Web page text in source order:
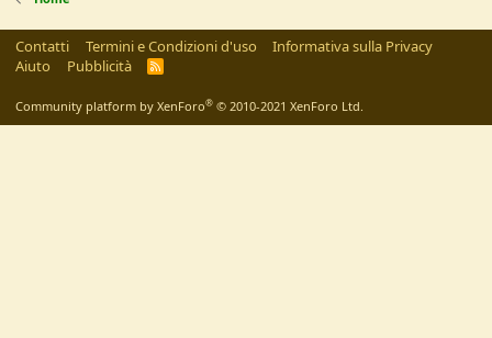
Contatti Termini e Condizioni d'uso
Informativa sulla Privacy
Aiuto
Pubblicità
R
Community platform by XenForo® © 2010-2021 XenForo Ltd.